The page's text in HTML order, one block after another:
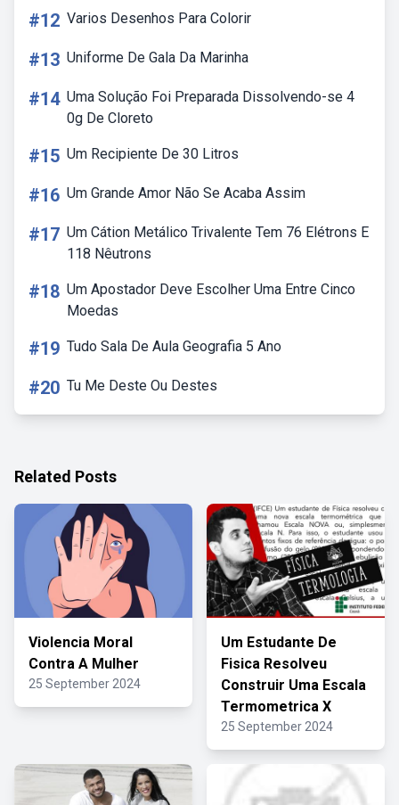
#12 Varios Desenhos Para Colorir
#13 Uniforme De Gala Da Marinha
#14 Uma Solução Foi Preparada Dissolvendo-se 4
0g De Cloreto
#15 Um Recipiente De 30 Litros
#16 Um Grande Amor Não Se Acaba Assim
#17 Um Cátion Metálico Trivalente Tem 76 Elétrons E
118 Nêutrons
#18 Um Apostador Deve Escolher Uma Entre Cinco
Moedas
#19 Tudo Sala De Aula Geografia 5 Ano
#20 Tu Me Deste Ou Destes
Related Posts
Violencia Moral
Contra A Mulher
25 September 2024
Um Estudante De
Fisica Resolveu
Construir Uma Escala
Termometrica X
25 September 2024